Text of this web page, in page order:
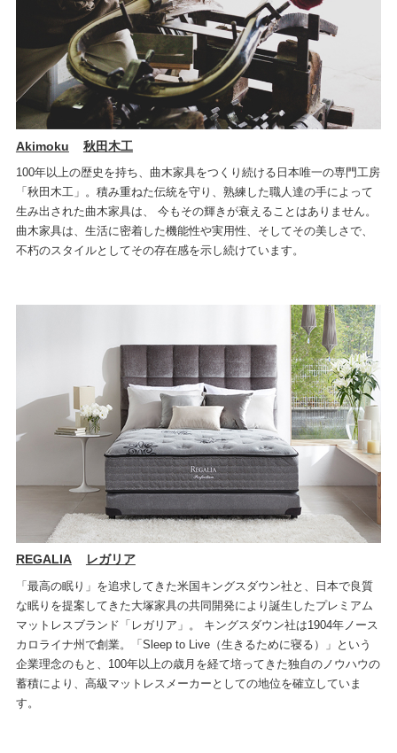
Akimoku 秋田木工
100年以上の歴史を持ち、曲木家具をつくり続ける日本唯一の専門工房
「秋田木工」。積み重ねた伝統を守り、熟練した職人達の手によって
生み出された曲木家具は、 今もその輝きが衰えることはありません。
曲木家具は、生活に密着した機能性や実用性、そしてその美しさで、
不朽のスタイルとしてその存在感を示し続けています。
REGALIA レガリア
「最高の眠り」を追求してきた米国キングスダウン社と、日本で良質
な眠りを提案してきた大塚家具の共同開発により誕生したプレミアム
マットレスブランド「レガリア」。 キングスダウン社は1904年ノース
カロライナ州で創業。「Sleep to Live（生きるために寝る）」という
企業理念のもと、100年以上の歳月を経て培ってきた独自のノウハウの
蓄積により、高級マットレスメーカーとしての地位を確立していま
す。